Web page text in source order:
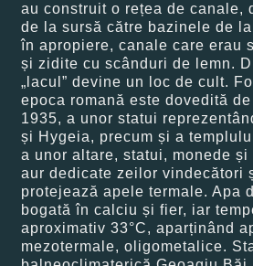
au construit o rețea de canale,
de la sursă către bazinele de
în apropiere, canale care erau
și zidite cu scânduri de lemn.
„lacul” devine un loc de cult.
epoca romană este dovedită
1935, a unor statui
și Hygeia, precum și a
a unor altare, statui, monede
aur dedicate zeilor vindecători
protejează apele termale. Apa
bogată în calciu și fier, iar
aproximativ 33°C, aparținând
mezotermale, oligometalice.